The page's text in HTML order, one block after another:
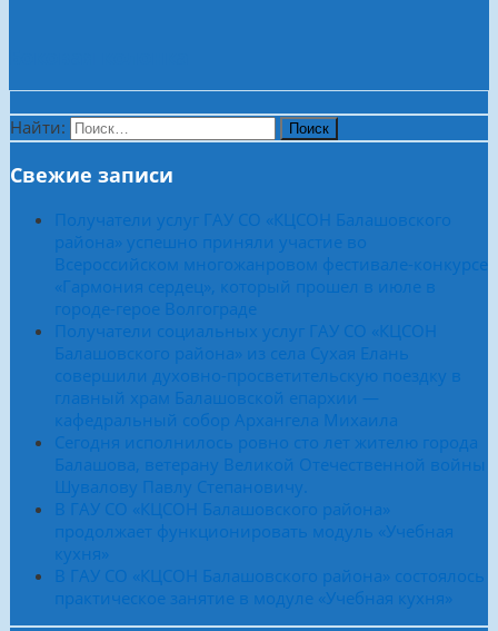
Найти:
Свежие записи
Получатели услуг ГАУ СО «КЦСОН Балашовского
района» успешно приняли участие во
Всероссийском многожанровом фестивале-конкурсе
«Гармония сердец», который прошел в июле в
городе-герое Волгограде
Получатели социальных услуг ГАУ СО «КЦСОН
Балашовского района» из села Сухая Елань
совершили духовно-просветительскую поездку в
главный храм Балашовской епархии —
кафедральный собор Архангела Михаила
Сегодня исполнилось ровно сто лет жителю города
Балашова, ветерану Великой Отечественной войны
Шувалову Павлу Степановичу.
В ГАУ СО «КЦСОН Балашовского района»
продолжает функционировать модуль «Учебная
кухня»
В ГАУ СО «КЦСОН Балашовского района» состоялось
практическое занятие в модуле «Учебная кухня»